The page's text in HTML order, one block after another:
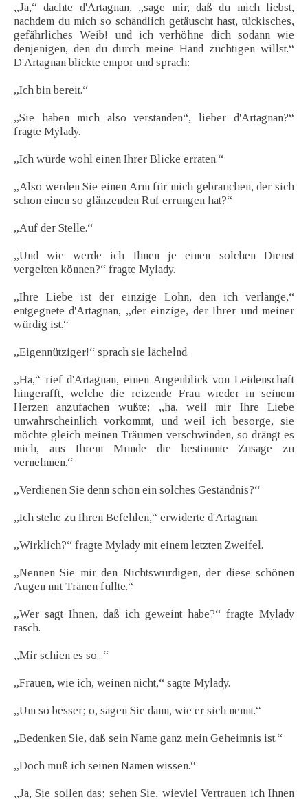
„Ja,“ dachte d'Artagnan, „sage mir, daß du mich liebst,
nachdem du mich so schändlich getäuscht hast, tückisches,
gefährliches Weib! und ich verhöhne dich sodann wie
denjenigen, den du durch meine Hand züchtigen willst.“
D'Artagnan blickte empor und sprach:
„Ich bin bereit.“
„Sie haben mich also verstanden“, lieber d'Artagnan?“
fragte Mylady.
„Ich würde wohl einen Ihrer Blicke erraten.“
„Also werden Sie einen Arm für mich gebrauchen, der sich
schon einen so glänzenden Ruf errungen hat?“
„Auf der Stelle.“
„Und wie werde ich Ihnen je einen solchen Dienst
vergelten können?“ fragte Mylady.
„Ihre Liebe ist der einzige Lohn, den ich verlange,“
entgegnete d'Artagnan, „der einzige, der Ihrer und meiner
würdig ist.“
„Eigennütziger!“ sprach sie lächelnd.
„Ha,“ rief d'Artagnan, einen Augenblick von Leidenschaft
hingerafft, welche die reizende Frau wieder in seinem
Herzen anzufachen wußte; „ha, weil mir Ihre Liebe
unwahrscheinlich vorkommt, und weil ich besorge, sie
möchte gleich meinen Träumen verschwinden, so drängt es
mich, aus Ihrem Munde die bestimmte Zusage zu
vernehmen.“
„Verdienen Sie denn schon ein solches Geständnis?“
„Ich stehe zu Ihren Befehlen,“ erwiderte d'Artagnan.
„Wirklich?“ fragte Mylady mit einem letzten Zweifel.
„Nennen Sie mir den Nichtswürdigen, der diese schönen
Augen mit Tränen füllte.“
„Wer sagt Ihnen, daß ich geweint habe?“ fragte Mylady
rasch.
„Mir schien es so...“
„Frauen, wie ich, weinen nicht,“ sagte Mylady.
„Um so besser; o, sagen Sie dann, wie er sich nennt.“
„Bedenken Sie, daß sein Name ganz mein Geheimnis ist.“
„Doch muß ich seinen Namen wissen.“
„Ja, Sie sollen das; sehen Sie, wieviel Vertrauen ich Ihnen